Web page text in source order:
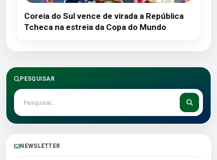
Coreia do Sul vence de virada a República
Tcheca na estreia da Copa do Mundo
PESQUISAR
NEWSLETTER